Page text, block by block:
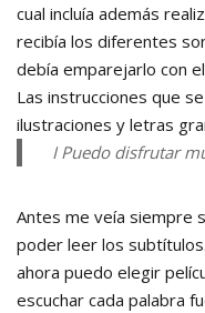
cual incluía además
recibía los diferentes
debía emparejarlo con
Las instrucciones que
ilustraciones y letras
I Puedo disfrutar
Antes me veía siempre
poder leer los
ahora puedo elegir
escuchar cada palabra